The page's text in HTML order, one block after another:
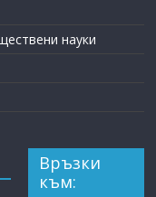
науки
Връзки
към: